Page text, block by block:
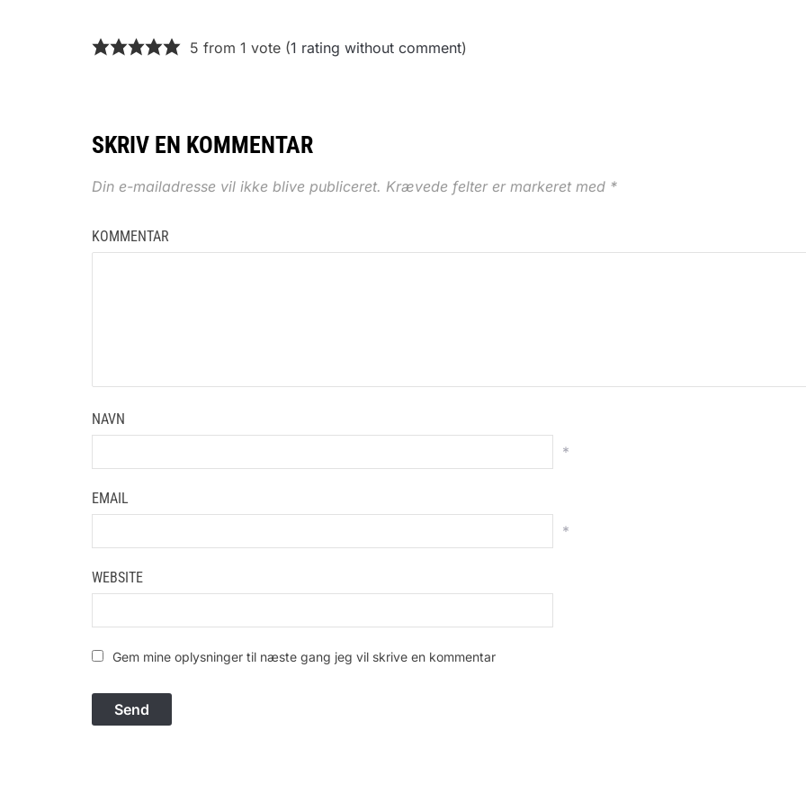
5 from 1 vote (1 rating without comment)
SKRIV EN KOMMENTAR
Din e-mailadresse vil ikke blive publiceret. Krævede felter er markeret med *
KOMMENTAR
NAVN
*
EMAIL
*
WEBSITE
Gem mine oplysninger til næste gang jeg vil skrive en kommentar